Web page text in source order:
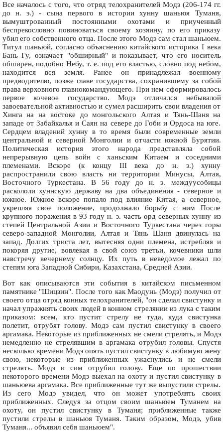
Все началось с того, что отряд телохранителей Модэ (206-174 гг.
до н. э.) - сына первого в истории хунну шаньюя Туманя,
вымуштрованный постоянными охотами и приученный
беспрекословно повиноваться своему хозяину, по его приказу
убил его собственного отца. После этого Модэ сам стал шаньюем.
Титул шаньюй, согласно объяснению китайского историка I века
Бань Гу, означает "обширный" и показывает, что его носитель
обширен, подобно Небу, т. е. под его властью, словно под небом,
находится вся земля. Ранее он принадлежал военному
предводителю, позже главе государства, сохранившему за собой
права верховного главнокомандующего. При нем сформировалось
первое кочевое государство. Модэ отличался небывалой
завоевательной активностью и сумел расширить свои владения от
Хинга на на востоке до монгольского Алтая и Тянь-Шаня на
западе от Забайкалья и Саян на севере до Гоби и Ордоса на юге.
Сердцем владений хунну в то время были современные земли
центральной и северной Монголии и отчасти южной Бурятии.
Политическая история этого народа представляла собой
непрерывную цепь войн с ханьским Китаем и соседними
племенами. Вскоре (к концу III века до н. э.) хунну
распространили свою власть ни территории Минусы, Алтая,
Восточного Туркестана. В 56 году до н. э. междуусобицы
раскололи хуннскую державу на два объединения - северное и
южное. Южное вскоре попало под влияние Китая, а северное,
укрепляя свое положение, продолжало борьбу с ним После
крупного поражения в 93 году н. э. часть орд северных хунну из
степей Центральной Азии и Восточного Туркестана через горы
северо-западной Монголии, Алтая и Тянь Шаня двинулась на
запад. Долгих триста лет, вытесняя одни племена, истребляя и
покоряя другие, вовлекая в свой союз третьи, кочевники шли
навстречу вечернему солнцу. Их путь в неведомое лежал по
степям юга Западной Сибири, Казахстана, Средней Азии.
Вот как описываются эти события в китайском письменном
памятнике "Шицзин". После того как Маодунь (Модэ) получил от
своего отца отряд конных телохранителей, "он сделал свистунку и
начал упражнять своих людей в конном стрелянии из лука с таким
приказом: всем, кто пустит стрелу не туда, куда свистунка
полетит, отрубят голову. Модэ сам пустил свистунку в своего
аргамака. Некоторые из приближенных не смели стрелять, и Модэ
немедленно не стрелявшим в аргамака отрубил головы. Спустя
несколько времени Модэ опять пустил свистунку в любимую жену
свою, некоторые из приближенных ужаснулись и не смели
стрелять. Модэ и сим отрубил голову. Еще по прошествии
некоторого времени Модэ выехал на охоту и пустил свистунку в
шаньюева аргамака. Все приближенные тут же выпустили стрелы.
Из сего Модэ увидел, что он может употреблять своих
приближенных. Следуя за отцом своим шаньюем Туманем на
охоту, он пустил свистунку в Туманя; приближенные также
пустили стрелы в шаньюя Туманя. Таким образом, Модэ, убив
Туманя... объявил себя шаньюем".